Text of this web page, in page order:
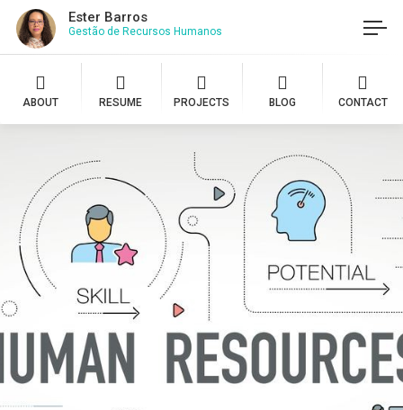
Ester Barros
Gestão de Recursos Humanos
ABOUT RESUME PROJECTS BLOG CONTACT